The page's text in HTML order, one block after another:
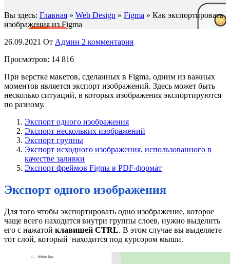
Вы здесь: Главная » Web Design » Figma » Как экспортировать
изображения из Figma
26.09.2021 От Админ 2 комментария
Просмотров: 14 816
При верстке макетов, сделанных в Figma, одним из важных
моментов является экспорт изображений. Здесь может быть
несколько ситуаций, в которых изображения экспортируются
по разному.
Экспорт одного изображения
Экспорт нескольких изображений
Экспорт группы
Экспорт исходного изображения, использованного в
качестве заливки
Экспорт фреймов Figma в PDF-формат
Экспорт одного изображения
Для того чтобы экспортировать одно изображение, которое
чаще всего находится внутри группы слоев, нужно выделить
его с нажатой клавишей CTRL. В этом случае вы выделяете
тот слой, который находится под курсором мыши.